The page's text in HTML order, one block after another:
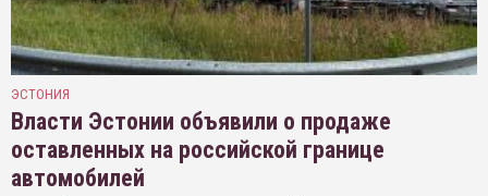
ЭСТОНИЯ
Власти Эстонии объявили о продаже
оставленных на российской границе
автомобилей